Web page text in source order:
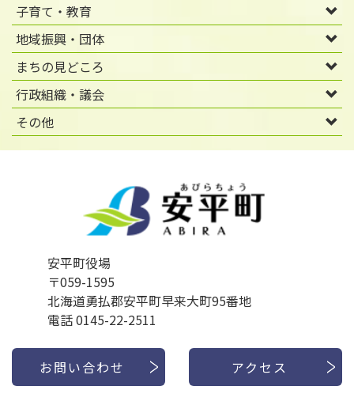
子育て・教育
地域振興・団体
まちの見どころ
行政組織・議会
その他
安平町役場
〒059-1595
北海道勇払郡安平町早来大町95番地
電話 0145-22-2511
お問い合わせ アクセス